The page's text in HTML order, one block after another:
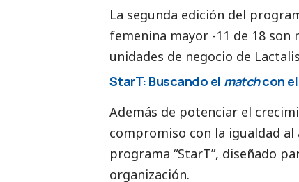
La segunda edición del
femenina mayor -11 de 18
unidades de negocio de Lactalis
StarT: Buscando el matchcon
Además de potenciar el
compromiso con la igualdad
programa “StarT”, diseñado
organización.